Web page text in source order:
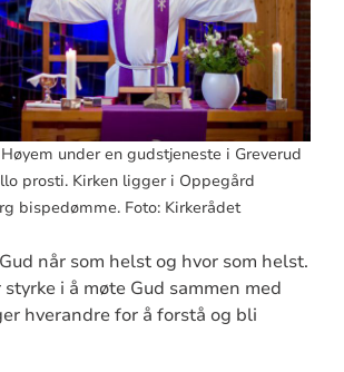
under en gudstjeneste i Greverud
prosti. Kirken ligger i Oppegård
bispedømme. Foto: Kirkerådet
når som helst og hvor som helst.
i å møte Gud sammen med
hverandre for å forstå og bli